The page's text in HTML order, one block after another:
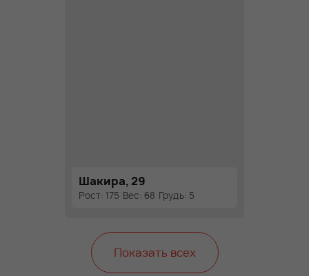
Шакира, 29
Рост: 175 Вес: 68 Грудь: 5
Показать всех